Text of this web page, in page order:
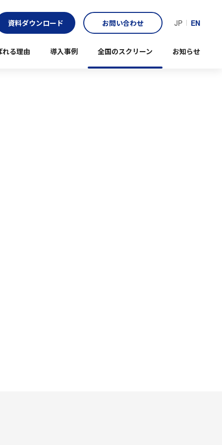
資料ダウンロード お問い合わせ JP EN
れる理由 導入事例 全国のスクリーン お知らせ